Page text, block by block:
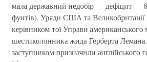
мала державний недобiр — дефiцит —
фунтiв). Уряди США та Великобританiї
керiвником тої Управи американського
шестиколонника жида Герберта
заступником призначили англiйського